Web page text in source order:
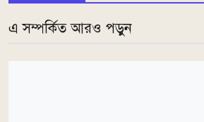
এ সম্পর্কিত আরও পড়ুন